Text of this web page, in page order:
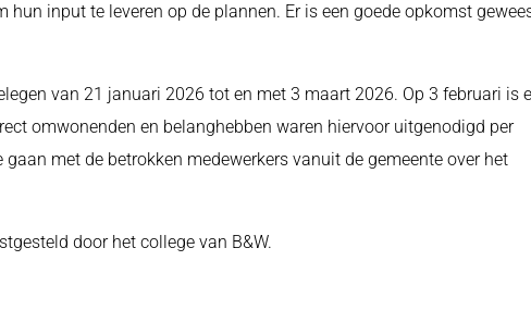
input te leveren op de plannen. Er is een goede opkomst
van 21 januari 2026 tot en met 3 maart 2026. Op 3 februari is
omwonenden en belanghebben waren hiervoor uitgenodigd per
met de betrokken medewerkers vanuit de gemeente over het
door het college van B&W.